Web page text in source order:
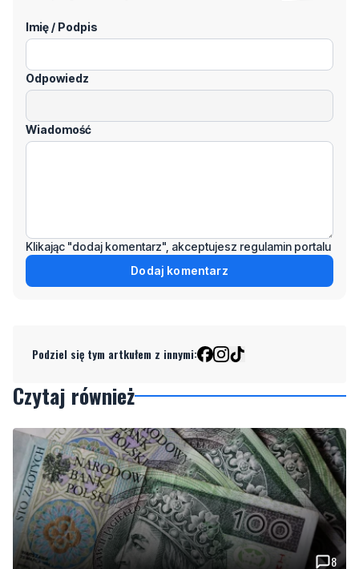
Imię / Podpis
Odpowiedz
Wiadomość
Klikając "dodaj komentarz", akceptujesz regulamin portalu
Dodaj komentarz
Podziel się tym artkułem z innymi:
Czytaj również
8